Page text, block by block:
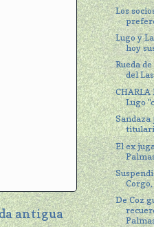
antigua
Los
Lugo y
hoy
Rueda
del
CHARLA
Lugo
El ex
De Coz